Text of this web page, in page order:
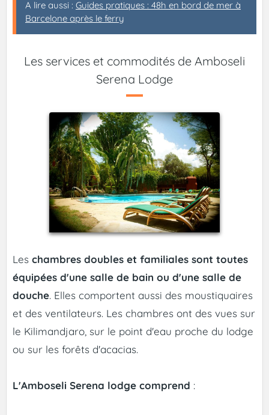
A lire aussi : Guides pratiques : 48h en bord de mer à
Barcelone après le ferry
Les services et commodités de Amboseli
Serena Lodge
Les chambres doubles et familiales sont toutes
équipées d'une salle de bain ou d'une salle de
douche. Elles comportent aussi des moustiquaires
et des ventilateurs. Les chambres ont des vues sur
le Kilimandjaro, sur le point d'eau proche du lodge
ou sur les forêts d'acacias.
L'Amboseli Serena lodge comprend :